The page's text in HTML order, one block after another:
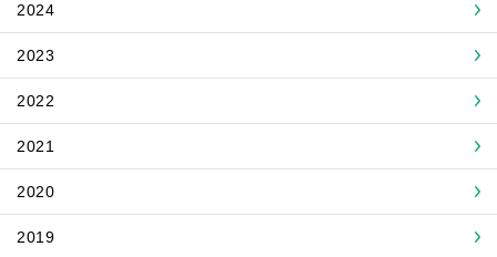
2024
2023
2022
2021
2020
2019